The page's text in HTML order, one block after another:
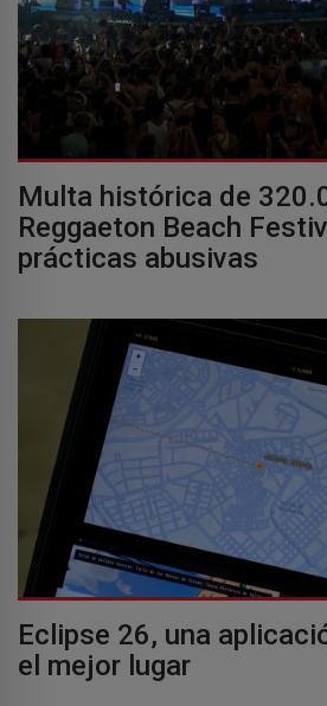
Multa histórica de
Reggaeton Beach
prácticas abusivas
Eclipse 26, una
el mejor lugar